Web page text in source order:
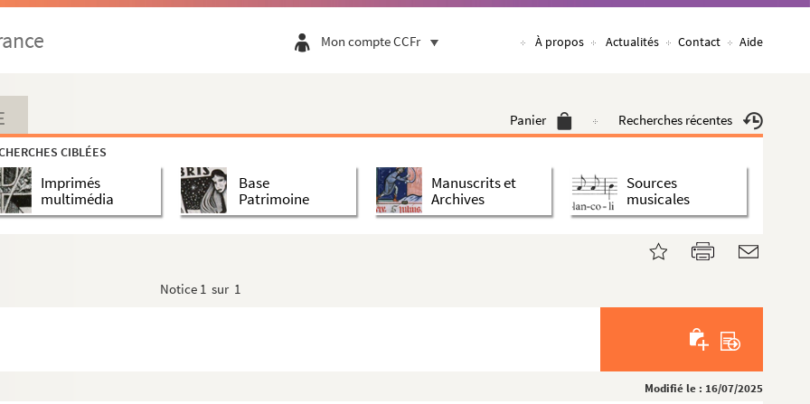
Mon compte CCFr À propos Actualités Contact Aide
Panier Recherches récentes
CIBLÉES
Imprimés
multimédia
Base
Patrimoine
Manuscrits et
Archives
Sources
musicales
Notice 1 sur 1
Modifié le : 16/07/2025
Félibres